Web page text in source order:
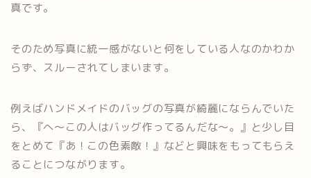
真です。
そのため写真に統一感がないと何をしている人なのかわか
らず、スルーされてしまいます。
例えばハンドメイドのバッグの写真が綺麗にならんでいた
ら、『へ～この人はバッグ作ってるんだな～。』と少し目
をとめて『あ！この色素敵！』などと興味をもってもらえ
ることにつながります。